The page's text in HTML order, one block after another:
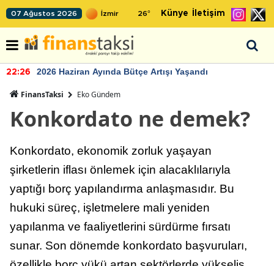
07 Ağustos 2026 26° Künye İletişim
22:26 2026 Haziran Ayında Bütçe Artışı Yaşandı
FinansTaksi Eko Gündem
Konkordato ne demek?
Konkordato, ekonomik zorluk yaşayan
şirketlerin iflası önlemek için alacaklılarıyla
yaptığı borç yapılandırma anlaşmasıdır. Bu
hukuki süreç, işletmelere mali yeniden
yapılanma ve faaliyetlerini sürdürme fırsatı
sunar. Son dönemde konkordato başvuruları,